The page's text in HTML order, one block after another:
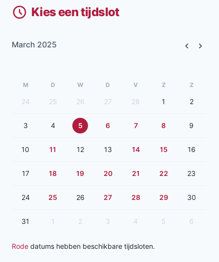
Kies een tijdslot
March 2025
M D W D V Z Z
24 25 26 27 28 1 2
3 4 5 6 7 8 9
10 11 12 13 14 15 16
17 18 19 20 21 22 23
24 25 26 27 28 29 30
31 1 2 3 4 5 6
Rode datums hebben beschikbare tijdsloten.